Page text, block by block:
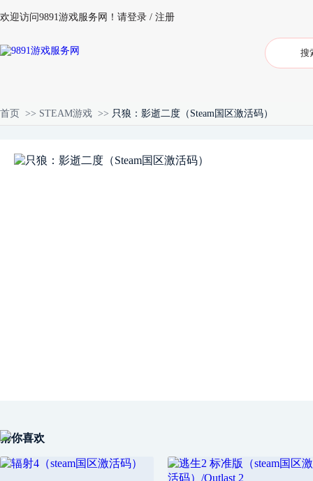
欢迎访问9891游戏服务网！ 请登录 / 注册
首页 >> STEAM游戏 >> 只狼：影逝二度（Steam国区激活码）
猜你喜欢